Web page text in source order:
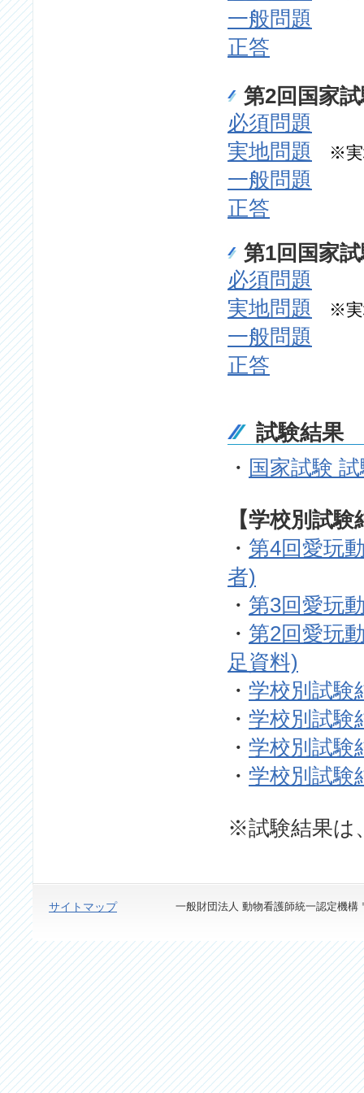
一般問題
正答
第2回国家
必須問題
実地問題 ※実
一般問題
正答
第1回国家
必須問題
実地問題 ※実
一般問題
正答
試験結果
・ 国家試験
【学校別試験
・ 第4回愛玩
者)
・ 第3回愛玩
・ 第2回愛玩
足資料)
・ 学校別試験
・ 学校別試験
・ 学校別試験
・ 学校別試験
※試験結果は
サイトマップ 一般財団法人 動物看護師統一認定機構